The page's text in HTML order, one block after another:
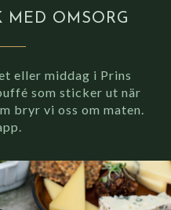
MED OMSORG
eller middag i Prins
som sticker ut när
bryr vi oss om maten.